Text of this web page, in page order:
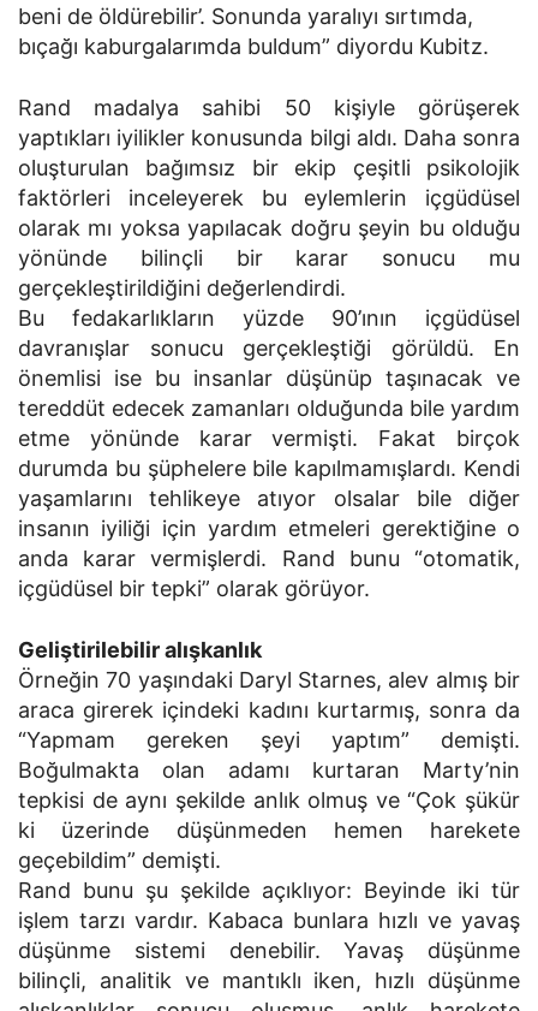
beni de öldürebilir’. Sonunda yaralıyı sırtımda,
bıçağı kaburgalarımda buldum” diyordu Kubitz.
Rand madalya sahibi 50 kişiyle görüşerek
yaptıkları iyilikler konusunda bilgi aldı. Daha sonra
oluşturulan bağımsız bir ekip çeşitli psikolojik
faktörleri inceleyerek bu eylemlerin içgüdüsel
olarak mı yoksa yapılacak doğru şeyin bu olduğu
yönünde bilinçli bir karar sonucu mu
gerçekleştirildiğini değerlendirdi.
Bu fedakarlıkların yüzde 90’ının içgüdüsel
davranışlar sonucu gerçekleştiği görüldü. En
önemlisi ise bu insanlar düşünüp taşınacak ve
tereddüt edecek zamanları olduğunda bile yardım
etme yönünde karar vermişti. Fakat birçok
durumda bu şüphelere bile kapılmamışlardı. Kendi
yaşamlarını tehlikeye atıyor olsalar bile diğer
insanın iyiliği için yardım etmeleri gerektiğine o
anda karar vermişlerdi. Rand bunu “otomatik,
içgüdüsel bir tepki” olarak görüyor.
Geliştirilebilir alışkanlık
Örneğin 70 yaşındaki Daryl Starnes, alev almış bir
araca girerek içindeki kadını kurtarmış, sonra da
“Yapmam gereken şeyi yaptım” demişti.
Boğulmakta olan adamı kurtaran Marty’nin
tepkisi de aynı şekilde anlık olmuş ve “Çok şükür
ki üzerinde düşünmeden hemen harekete
geçebildim” demişti.
Rand bunu şu şekilde açıklıyor: Beyinde iki tür
işlem tarzı vardır. Kabaca bunlara hızlı ve yavaş
düşünme sistemi denebilir. Yavaş düşünme
bilinçli, analitik ve mantıklı iken, hızlı düşünme